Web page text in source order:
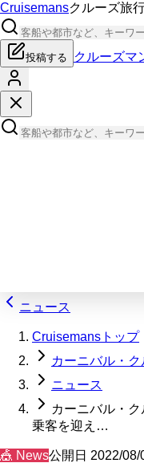
Cruisemansクルーズ旅
投稿する クルーズマ
ニュース
Cruisemansトップ
カーニバル・
ニュース
カーニバル・
乗客を迎え…
🎪 News公開日 2022/08/